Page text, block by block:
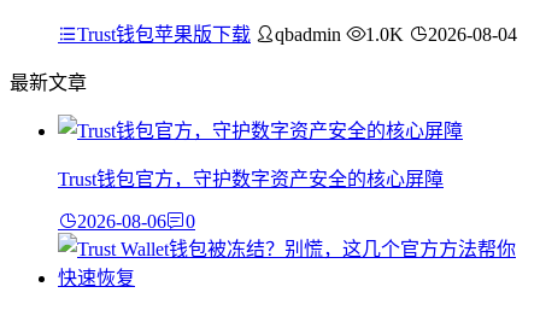
Trust钱包苹果版下载 qbadmin 1.0K 2026-08-04
最新文章
Trust钱包官方，守护数字资产安全的核心屏障
2026-08-06 0